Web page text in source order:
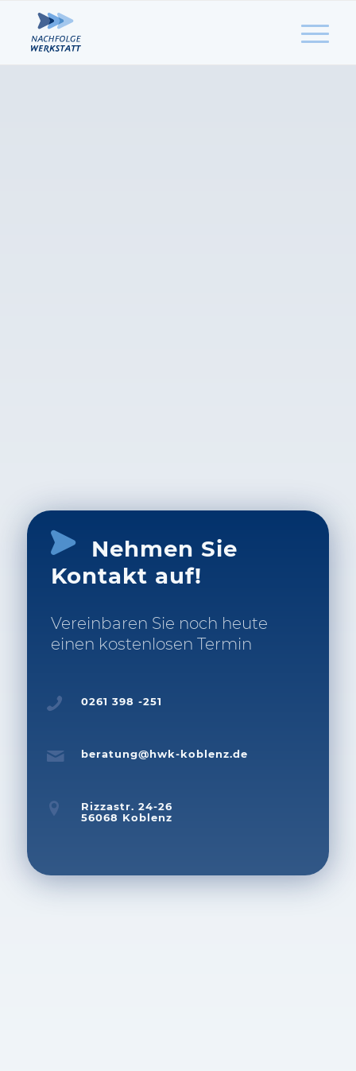
Nehmen Sie
Kontakt auf!
Vereinbaren Sie noch heute
einen kostenlosen Termin
0261 398 -251
beratung@hwk-koblenz.de
Rizzastr. 24-26
56068 Koblenz